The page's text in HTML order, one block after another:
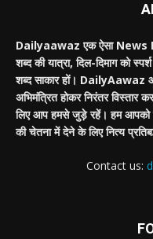
Dailyaawaz एक ऐसा News
शब्द की यात्रा, दिल-दिमाग को
शब्द साकार हों। DailyAawaz
अभिमंत्रित होकर निरंतर विस्तार
लिए आप हमसे जुड़े रहें। हम आपको
की चेतना में देने के लिए नित्य
Contact us: